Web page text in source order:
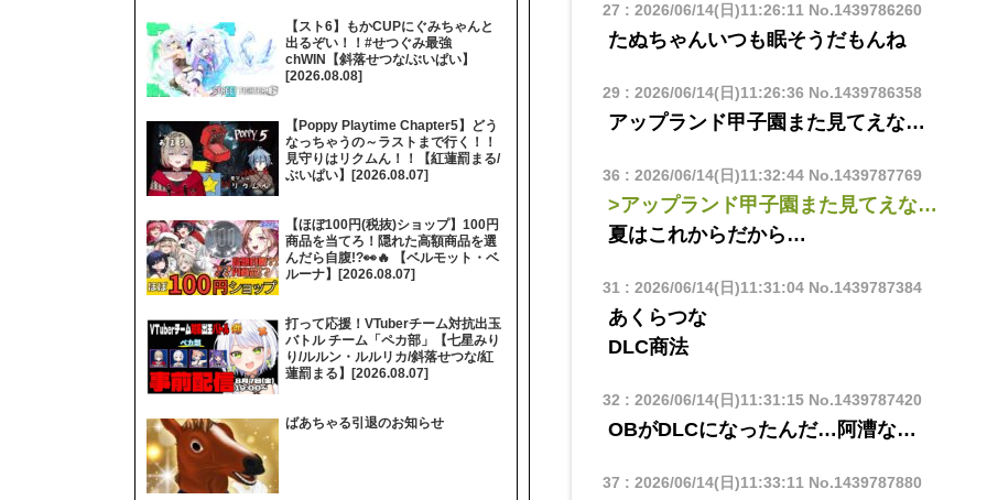
27 : 2026/06/14(日)11:26:11No.1439786260
たぬちゃんいつも眠そうだもんね
29: 2026/06/14(日)11:26:36 No.1439786358
アップランド甲子園また見てえな…
36 : 2026/06/14(日)11:32:44No.1439787769
>アップランド甲子園また見てえな…
夏はこれからだから…
31: 2026/06/14(日)11:31:04No.1439787384
あくらつな
DLC商法
32 : 2026/06/14(日)11:31:15No.1439787420
OBがDLCになったんだ…阿漕な…
37 : 2026/06/14(日)11:33:11No.1439787880
【スト6】もかCUPにぐみちゃんと
出るぞい！！#せつぐみ最強
chWIN【斜落せつな/ぶいぱい】
[2026.08.08]
【Poppy Playtime Chapter5】どう
なっちゃうの～ラストまで行く！！
見守りはリクムん！！【紅蓮罰まる/
ぶいぱい】[2026.08.07]
【ほぼ100円(税抜)ショップ】100円
商品を当てろ！隠れた高額商品を選
んだら自腹!?👀🔥 【ベルモット・ベ
ルーナ】[2026.08.07]
打って応援！VTuberチーム対抗出玉
バトル チーム「ペカ部」【七星みり
り/ルルン・ルルリカ/斜落せつな/紅
蓮罰まる】[2026.08.07]
ばあちゃる引退のお知らせ